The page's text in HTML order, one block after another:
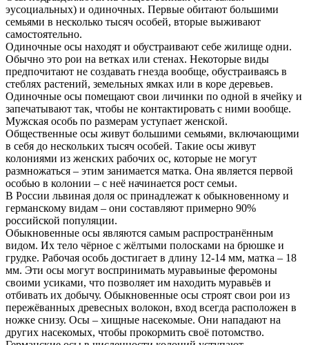
эусоциальных) и одиночных. Первые обитают большими
семьями в несколько тысяч особей, вторые выживают
самостоятельно.
Одиночные осы находят и обустраивают себе жилище одни.
Обычно это рои на ветках или стенах. Некоторые виды
предпочитают не создавать гнезда вообще, обустраиваясь в
стеблях растений, земельных ямках или в коре деревьев.
Одиночные осы помещают свои личинки по одной в ячейку и
запечатывают так, чтобы не контактировать с ними вообще.
Мужская особь по размерам уступает женской.
Общественные осы живут большими семьями, включающими
в себя до нескольких тысяч особей. Такие осы живут
колониями из женских рабочих ос, которые не могут
размножаться – этим занимается матка. Она является первой
особью в колонии – с неё начинается рост семьи.
В России львиная доля ос принадлежат к обыкновенному и
германскому видам – они составляют примерно 90%
российской популяции.
Обыкновенные осы являются самым распространённым
видом. Их тело чёрное с жёлтыми полосками на брюшке и
грудке. Рабочая особь достигает в длину 12-14 мм, матка – 18
мм. Эти осы могут воспринимать муравьиные феромоны
своими усиками, что позволяет им находить муравьёв и
отбивать их добычу. Обыкновенные осы строят свои рои из
пережёванных древесных волокон, вход всегда расположен в
ножке снизу. Осы – хищные насекомые. Они нападают на
других насекомых, чтобы прокормить своё потомство.